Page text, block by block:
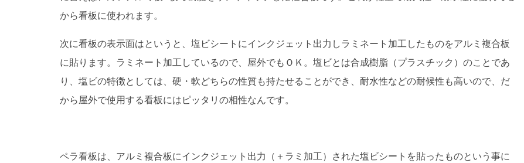
から看板に使われます。
次に看板の表示面はというと、塩ビシートにインクジェット出力しラミネート加工したものをアルミ複合板
に貼ります。ラミネート加工しているので、屋外でもＯＫ。塩ビとは合成樹脂（プラスチック）のことであ
り、塩ビの特徴としては、硬・軟どちらの性質も持たせることができ、耐水性などの耐候性も高いので、だ
から屋外で使用する看板にはピッタリの相性なんです。
ペラ看板は、アルミ複合板にインクジェット出力（＋ラミ加工）された塩ビシートを貼ったものという事に